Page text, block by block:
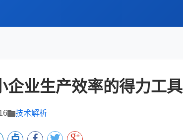
企业生产效率的得力工具
技术解析